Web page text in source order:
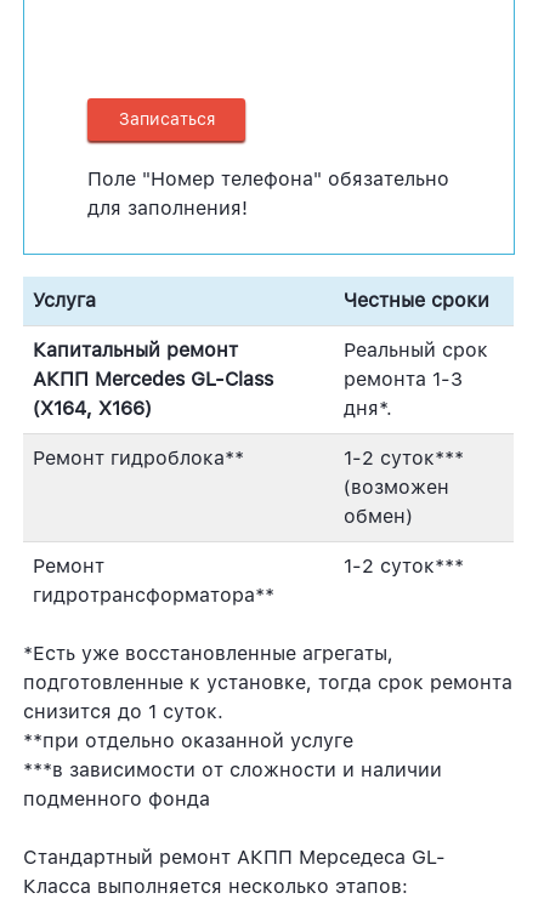
Поле "Номер телефона" обязательно
для заполнения!
Услуга Честные сроки
Капитальный ремонт
АКПП Mercedes GL-Class
(X164, X166)
Реальный срок
ремонта 1-3
дня*.
Ремонт гидроблока**
1-2 суток***
(возможен
обмен)
Ремонт
гидротрансформатора**
1-2 суток***
*Есть уже восстановленные агрегаты,
подготовленные к установке, тогда срок ремонта
снизится до 1 суток.
**при отдельно оказанной услуге
***в зависимости от сложности и наличии
подменного фонда
Стандартный ремонт АКПП Мерседеса GL-
Класса выполняется несколько этапов: